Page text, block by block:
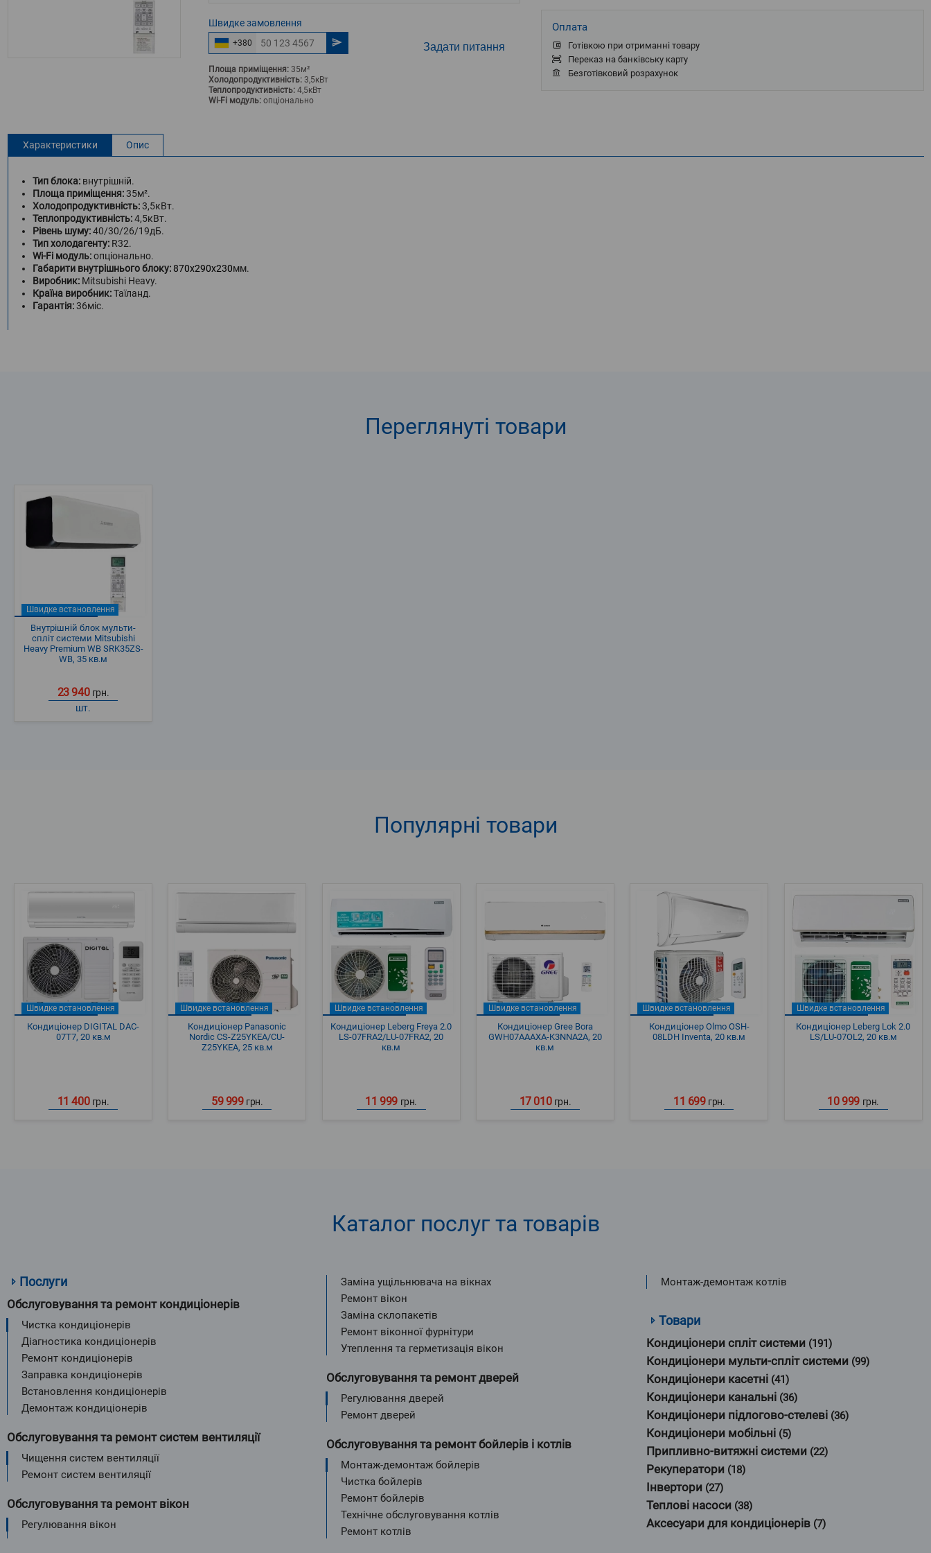
Швидкезамовлення
+380 Задати питання
Площа приміщення: 35м²
Холодопродуктивність: 3,5кВт
Теплопродуктивність: 4,5кВт
Wi-Fi модуль: опціонально
Оплата
Готівкою при отриманні товару
Переказ на банківську карту
Безготівковий розрахунок
Характеристики Опис
Тип блока: внутрішній.
Площа приміщення:35м².
Холодопродуктивність:3,5кВт.
Теплопродуктивність:4,5кВт.
Рівень шуму:40/30/26/19дБ.
Тип холодагенту: R32.
Wi-Fi модуль:опціонально.
Габарити внутрішнього блоку:870x290x230мм.
Виробник: Mitsubishi Heavy.
Країна виробник:Таїланд.
Гарантія:36міс.
Переглянуті товари
Швидке встановлення
Внутрішній блок мульти-
спліт системи Mitsubishi
Heavy Premium WВ SRK35ZS-
WВ, 35 кв.м
23 940 грн.
шт.
Популярні товари
Швидке встановлення
Кондиціонер DIGITAL DAC-
07T7, 20 кв.м
11 400 грн.
Швидке встановлення
Кондиціонер Panasonic
Nordic CS-Z25YKEA/CU-
Z25YKEA, 25 кв.м
59 999 грн.
Швидке встановлення
Кондиціонер Leberg Freya 2.0
LS-07FRA2/LU-07FRA2, 20
кв.м
11 999 грн.
Швидке встановлення
Кондиціонер Gree Bora
GWH07AAAXA-K3NNA2A, 20
кв.м
17 010 грн.
Швидке встановлення
Кондиціонер Olmo OSH-
08LDH Inventa, 20 кв.м
11 699 грн.
Швидке встановлення
Кондиціонер Leberg Lok 2.0
LS/LU-07OL2, 20 кв.м
10 999 грн.
Каталог послуг та товарів
Послуги
Обслуговування та ремонт кондиціонерів
Чистка кондиціонерів
Діагностика кондиціонерів
Ремонт кондиціонерів
Заправка кондиціонерів
Встановлення кондиціонерів
Демонтаж кондиціонерів
Обслуговування та ремонт систем вентиляції
Чищення систем вентиляції
Ремонт систем вентиляції
Обслуговування та ремонт вікон
Регулювання вікон
Заміна ущільнювача на вікнах
Ремонт вікон
Заміна склопакетів
Ремонт віконної фурнітури
Утеплення та герметизація вікон
Обслуговування та ремонт дверей
Регулювання дверей
Ремонт дверей
Обслуговування та ремонт бойлерів і котлів
Монтаж-демонтаж бойлерів
Чистка бойлерів
Ремонт бойлерів
Технічне обслуговування котлів
Ремонт котлів
Монтаж-демонтаж котлів
Товари
Кондиціонери спліт системи(191)
Кондиціонери мульти-спліт системи(99)
Кондиціонери касетні(41)
Кондиціонери канальні(36)
Кондиціонери підлогово-стелеві(36)
Кондиціонери мобільні(5)
Припливно-витяжні системи(22)
Рекуператори(18)
Інвертори(27)
Теплові насоси(38)
Аксесуари для кондиціонерів(7)